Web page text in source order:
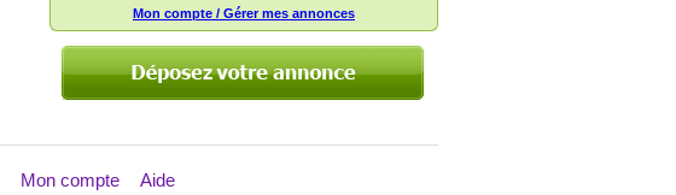
Mon compte / Gérer mes annonces
Mon compte Aide